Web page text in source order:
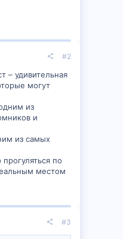
#2
– удивительная
могут
из
и
из самых
по
местом
#3